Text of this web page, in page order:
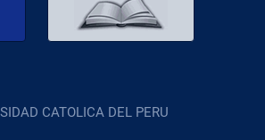
CATOLICA DEL PERU